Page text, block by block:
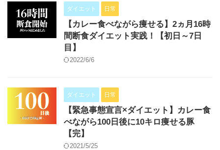
ダイエット 日常
【カレー食べながら痩せる】2ヵ月16時
間断食ダイエット実践！【初日～7日
目】
2022/6/6
ダイエット 日常
【緊急事態宣言×ダイエット】カレー食
べながら100日後に10キロ痩せる豚
【完】
2021/5/25